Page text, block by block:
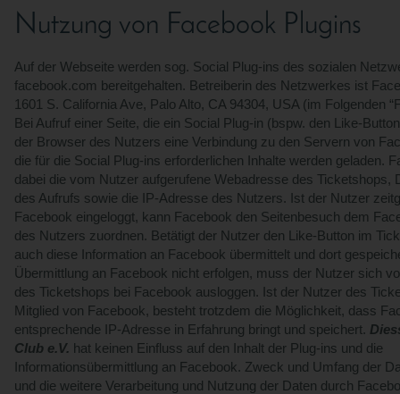
Nutzung von Facebook Plugins
Auf der Webseite werden sog. Social Plug-ins des sozialen
facebook.com bereitgehalten. Betreiberin des Netzwerkes ist
1601 S. California Ave, Palo Alto, CA 94304, USA (im Folgenden
Bei Aufruf einer Seite, die ein Social Plug-in (bspw. den Like-
der Browser des Nutzers eine Verbindung zu den Servern von
die für die Social Plug-ins erforderlichen Inhalte werden geladen.
dabei die vom Nutzer aufgerufene Webadresse des Ticketshops,
des Aufrufs sowie die IP-Adresse des Nutzers. Ist der Nutzer
Facebook eingeloggt, kann Facebook den Seitenbesuch dem
des Nutzers zuordnen. Betätigt der Nutzer den Like-Button im
auch diese Information an Facebook übermittelt und dort
Übermittlung an Facebook nicht erfolgen, muss der Nutzer sich
des Ticketshops bei Facebook ausloggen. Ist der Nutzer des
Mitglied von Facebook, besteht trotzdem die Möglichkeit, dass
entsprechende IP-Adresse in Erfahrung bringt und speichert.
Club e.V. hat keinen Einfluss auf den Inhalt der Plug-ins und die
Informationsübermittlung an Facebook. Zweck und Umfang der
und die weitere Verarbeitung und Nutzung der Daten durch